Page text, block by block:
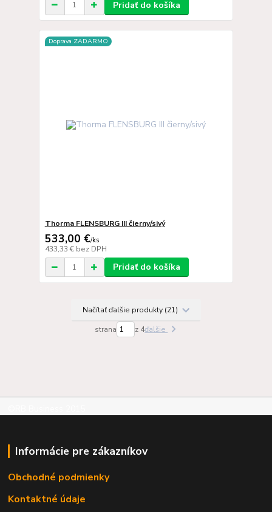
Pridať do košíka
Doprava ZADARMO
Thorma FLENSBURG III čierny/sivý
533,00 €/ks
433,33 € bez DPH
Pridať do košíka
Načítať ďalšie produkty (21)
strana z 4ďalšie
Informácie pre zákazníkov
Obchodné podmienky
Kontaktné údaje